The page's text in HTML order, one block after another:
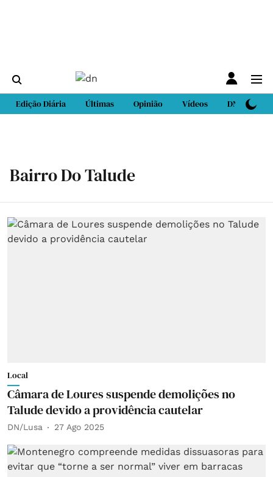
Edição Diária Últimas Opinião Vídeos DN Sport
Bairro Do Talude
Local
Câmara de Loures suspende demolições no
Talude devido a providência cautelar
DN/Lusa 27 Ago 2025